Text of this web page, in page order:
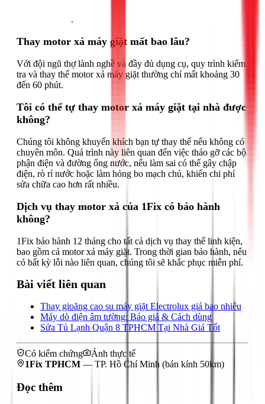
.
Thay motor xả máy giặt mất bao lâu?
Với đội ngũ thợ lành nghề và đầy đủ dụng cụ, quy trình kiểm
tra và thay thế motor xả máy giặt thường chỉ mất khoảng 30
đến 60 phút.
Tôi có thể tự thay motor xả máy giặt tại nhà được
không?
Chúng tôi không khuyến khích bạn tự thay thế nếu không có
chuyên môn. Quá trình này liên quan đến việc tháo gỡ các bộ
phận điện và đường ống nước, nếu làm sai có thể gây chập
điện, rò rỉ nước hoặc làm hỏng bo mạch chủ, khiến chi phí
sửa chữa cao hơn rất nhiều.
Dịch vụ thay motor xả của 1Fix có bảo hành
không?
1Fix bảo hành 12 tháng cho tất cả dịch vụ thay thế linh kiện,
bao gồm cả motor xả máy giặt. Trong thời gian bảo hành, nếu
có bất kỳ lỗi nào liên quan, chúng tôi sẽ khắc phục miễn phí.
Bài viết liên quan
Thay gioăng cao su máy giặt Electrolux giá bao nhiêu
Máy dò điện âm tường: Báo giá & Cách dùng
Sửa Tủ Lạnh Quận 8 TPHCM Tại Nhà Giá Tốt
Có kiểm chứng
Ảnh thực tế
1Fix TPHCM — TP. Hồ Chí Minh (bán kính 50km)
Đọc thêm